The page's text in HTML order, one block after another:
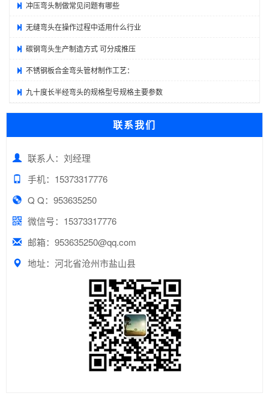
冲压弯头制做常见问题有哪些
无缝弯头在操作过程中适用什么行业
碳钢弯头生产制造方式 可分成推压
不锈钢板合金弯头管材制作工艺：
九十度长半经弯头的规格型号规格主要参数
联系我们
联系人：刘经理
手机：15373317776
Q Q：953635250
微信号：15373317776
邮箱：953635250@qq.com
地址：河北省沧州市盐山县